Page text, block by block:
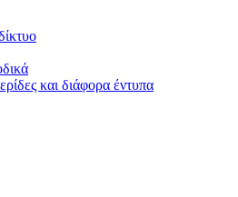
και διάφορα έντυπα